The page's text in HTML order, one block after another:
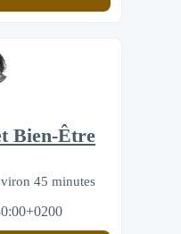
Bien-Être
45 minutes